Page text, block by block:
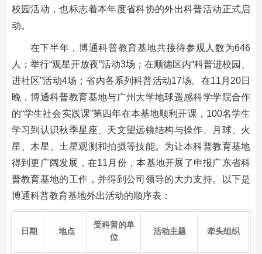
校园活动，也标志着本年度省科协的外出科普活动正式启
动。
在下半年，博通科普教育基地共接待参观人数为646
人；举行“观星开放夜”活动3场；在顺德区内“科普进校园、
进社区”活动4场；省内各系列科普活动17场。在11月20日
晚，博通科普教育基地与广州大学地球遥感科学学院合作
的“学生社会实践课”第四年在本基地顺利开课，100名学生
学习到认识秋季星座、天文望远镜结构与操作、月球、火
星、木星、土星观测和拍摄等技能。为让本科普教育基地
得到更广阔发展，在11月份，本基地开展了申报广东省科
普教育基地的工作，并得到公司领导的大力支持。以下是
博通科普教育基地外出活动的顺序表：
日期 地点
受科普的单
位
活动主题 牵头组织